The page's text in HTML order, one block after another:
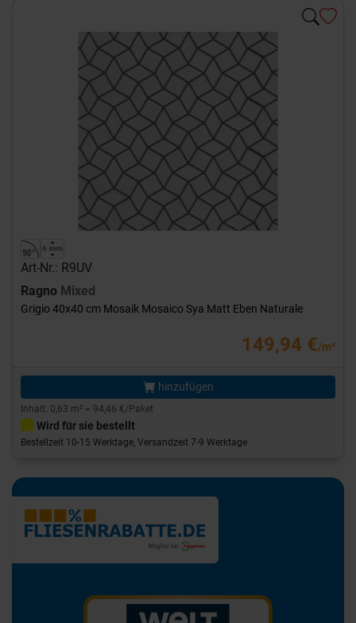
Art-Nr.: R9UV
Ragno Mixed
Grigio 40x40 cm Mosaik Mosaico Sya Matt Eben Naturale
149,94 €/m²
hinzufügen
Inhalt: 0,63 m² = 94,46 €/Paket
Wird für sie bestellt
Bestellzeit 10-15 Werktage, Versandzeit 7-9 Werktage